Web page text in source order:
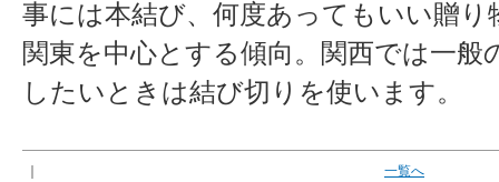
事には本結び、何度あってもいい贈
関東を中心とする傾向。関西では一
したいときは結び切りを使います。
｜ 一覧へ